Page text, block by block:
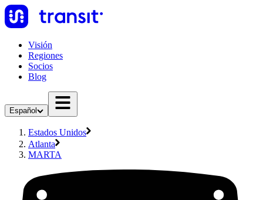
Visión
Regiones
Socios
Blog
Español
Estados Unidos
Atlanta
MARTA